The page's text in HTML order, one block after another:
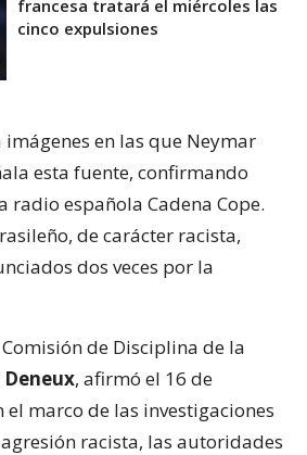
francesa tratará el miércoles las
cinco expulsiones
en las que Neymar
esta fuente, confirmando
radio española Cadena Cope.
de carácter racista,
dos veces por la
de Disciplina de la
Deneux, afirmó el 16 de
marco de las investigaciones
racista, las autoridades